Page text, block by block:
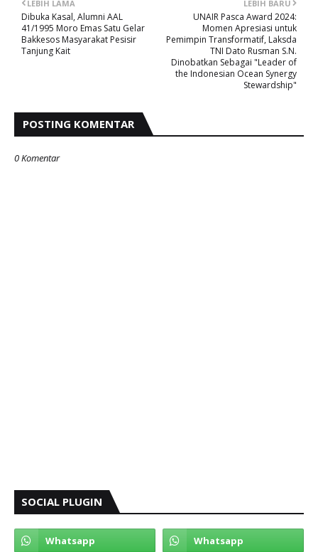
LEBIH BARU
UNAIR Pasca Award 2024:
Momen Apresiasi untuk
Pemimpin Transformatif, Laksda
TNI Dato Rusman S.N.
Dinobatkan Sebagai "Leader of
the Indonesian Ocean Synergy
Stewardship"
LEBIH LAMA
Dibuka Kasal, Alumni AAL
41/1995 Moro Emas Satu Gelar
Bakkesos Masyarakat Pesisir
Tanjung Kait
POSTING KOMENTAR
0 Komentar
SOCIAL PLUGIN